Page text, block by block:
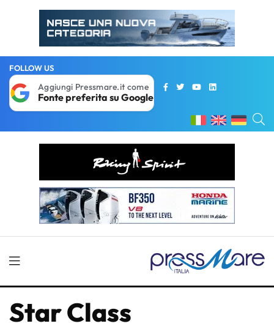
FOLLOW US
Aggiungi Pressmare.it come
Fonte preferita su Google
Star Class